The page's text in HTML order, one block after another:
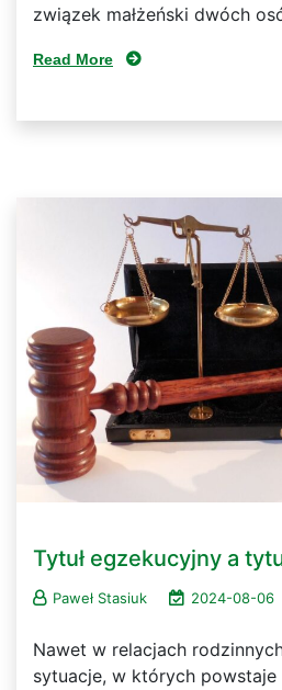
związek małżeński dwóch
Read More
Tytuł egzekucyjny a
Paweł Stasiuk 2024-08-06
Nawet w relacjach
sytuacje, w których powstaje